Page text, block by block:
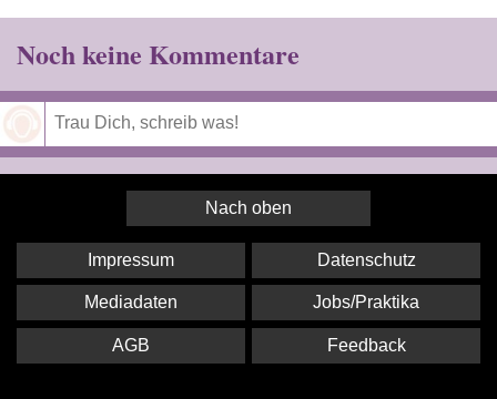
Noch keine Kommentare
Nach oben
Impressum Datenschutz
Mediadaten Jobs/Praktika
AGB Feedback